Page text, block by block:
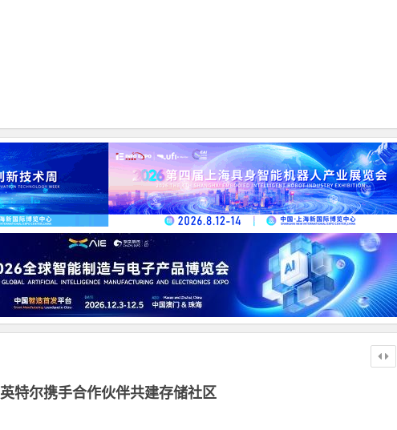
英特尔携手合作伙伴共建存储社区